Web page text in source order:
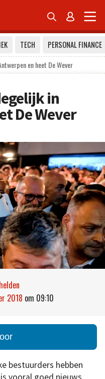
 
TECH
PERSONAL FINANCE
en heet De Wever
in
De Wever
2018 om 09:10
bestuurders hebben